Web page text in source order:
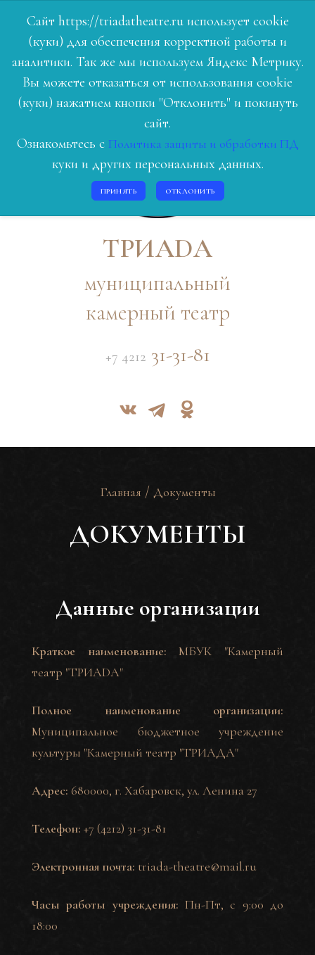
Сайт https://triadatheatre.ru использует cookie
(куки) для обеспечения корректной работы и
аналитики. Так же мы используем Яндекс Метрику.
Вы можете отказаться от использования cookie
(куки) нажатием кнопки "Отклонить" и покинуть
сайт.
Ознакомьтесь с Политика защиты и обработки ПД
куки и других персональных данных.
ПРИНЯТЬ ОТКЛОНИТЬ
ГЛАВНАЯ
РЕПЕРТУАР
О НАС
ИСТОРИЯ
ТРИАDА
муниципальный
камерный театр
+7 4212 31-31-81
Главная / Документы
ДОКУМЕНТЫ
Данные организации
Краткое наименование:МБУК "Камерный
театр "ТРИАDА"
Полное наименование организации:
Муниципальное бюджетное учреждение
культуры "Камерный театр "ТРИАДА"
Адрес: 680000, г. Хабаровск, ул. Ленина 27
Телефон: +7 (4212) 31-31-81
Электронная почта: triada-theatre@mail.ru
Часы работы учреждения: Пн-Пт, с 9:00 до
18:00